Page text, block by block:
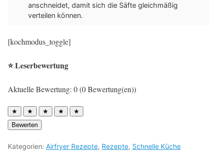
anschneidet, damit sich die Säfte gleichmäßig
verteilen können.
[kochmodus_toggle]
⭐ Leserbewertung
Aktuelle Bewertung: 0 (0 Bewertung(en))
★ ★ ★ ★
★
Bewerten
Kategorien: Airfryer Rezepte, Rezepte, Schnelle Küche